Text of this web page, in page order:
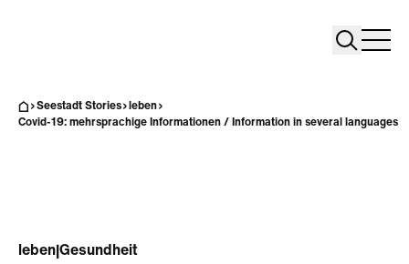
Search
Seestadt Stories
leben
Covid-19: mehrsprachige Informationen / Information in several languages
leben Gesundheit